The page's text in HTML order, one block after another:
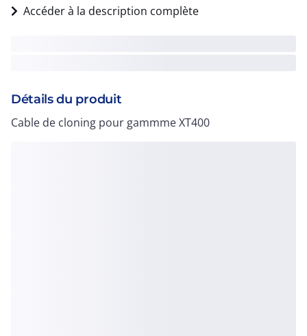
Accéder à la description complète
Détails du produit
Cable de cloning pour gammme XT400